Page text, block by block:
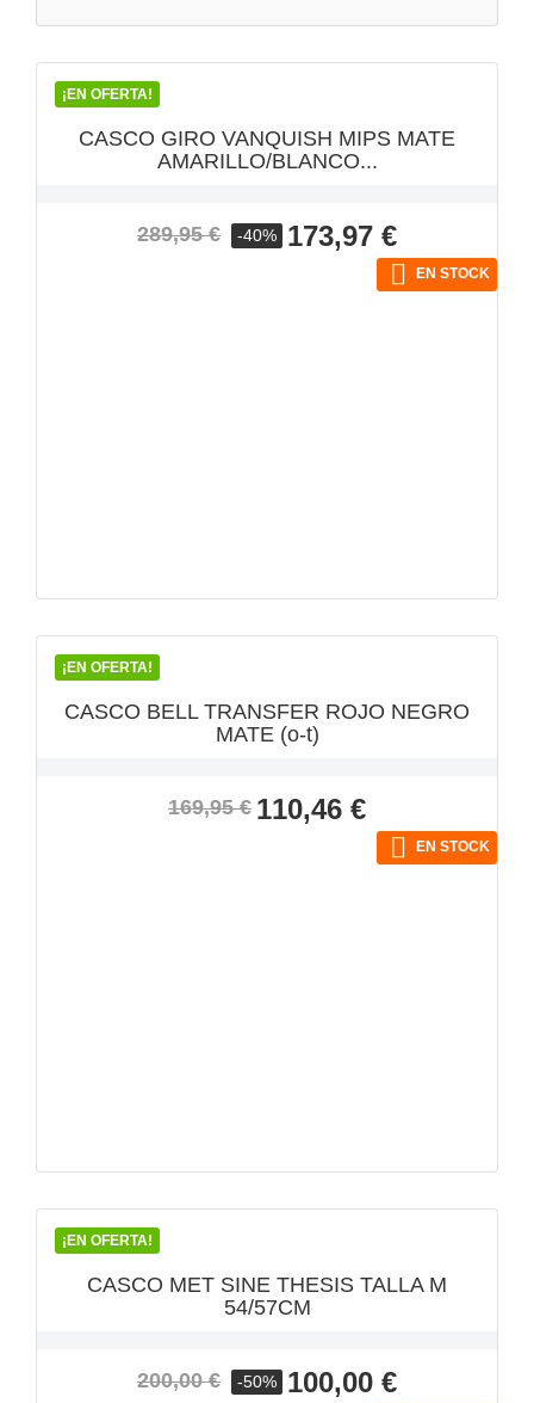
¡EN OFERTA!
VISTA RÁPIDA
CASCO GIRO VANQUISH MIPS MATE
AMARILLO/BLANCO...
Precio
289,95 € -40% Precio
173,97 €
 EN STOCK
¡EN OFERTA!
VISTA RÁPIDA
CASCO BELL TRANSFER ROJO NEGRO
MATE (o-t)
Precio
169,95 € Precio
110,46 €
 EN STOCK
¡EN OFERTA!
VISTA RÁPIDA
CASCO MET SINE THESIS TALLA M
54/57CM
Precio
200,00 € -50% Precio
100,00 €